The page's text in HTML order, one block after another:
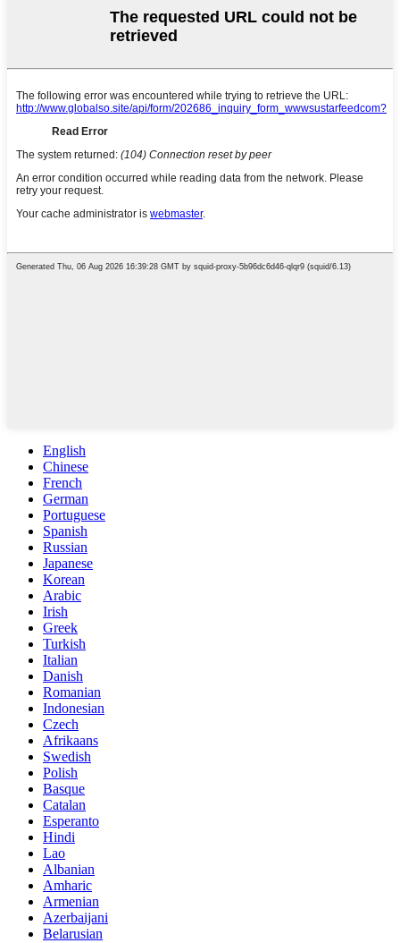
English
Chinese
French
German
Portuguese
Spanish
Russian
Japanese
Korean
Arabic
Irish
Greek
Turkish
Italian
Danish
Romanian
Indonesian
Czech
Afrikaans
Swedish
Polish
Basque
Catalan
Esperanto
Hindi
Lao
Albanian
Amharic
Armenian
Azerbaijani
Belarusian